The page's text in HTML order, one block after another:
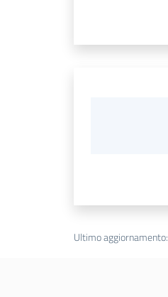
Ultimo aggiornamento: